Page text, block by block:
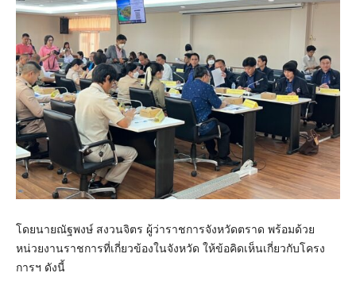
โดยนายณัฐพงษ์ สงวนจิตร ผู้ว่าราชการจังหวัดตราด พร้อมด้วย
หน่วยงานราชการที่เกี่ยวข้องในจังหวัด ให้ข้อคิดเห็นเกี่ยวกับโครง
การฯ ดังนี้